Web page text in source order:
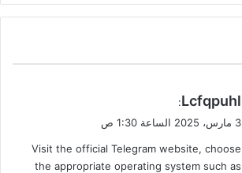
ي
ل
Lcfqpuhl
:
3 مارس، 2025 الساعة 1:30 ص
Visit the official Telegram website, choose
the appropriate operating system such as